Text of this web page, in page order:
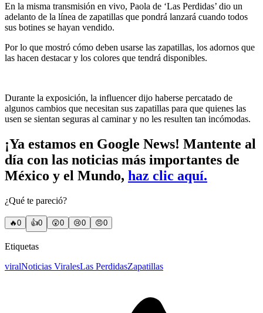
En la misma transmisión en vivo, Paola de ‘Las Perdidas’ dio un
adelanto de la línea de zapatillas que pondrá lanzará cuando todos
sus botines se hayan vendido.
Por lo que mostró cómo deben usarse las zapatillas, los adornos que
las hacen destacar y los colores que tendrá disponibles.
Durante la exposición, la influencer dijo haberse percatado de
algunos cambios que necesitan sus zapatillas para que quienes las
usen se sientan seguras al caminar y no les resulten tan incómodas.
¡Ya estamos en Google News! Mantente al
día con las noticias más importantes de
México y el Mundo, haz clic aquí.
¿Qué te pareció?
🔥0 👍0 😲0 😢0 😠0
Etiquetas
viralNoticias ViralesLas PerdidasZapatillas